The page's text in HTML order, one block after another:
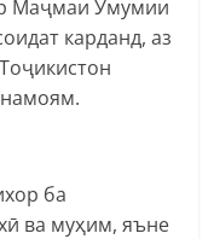
Маҷмаи Умумии
карданд, аз
ба
ва муҳим, яъне